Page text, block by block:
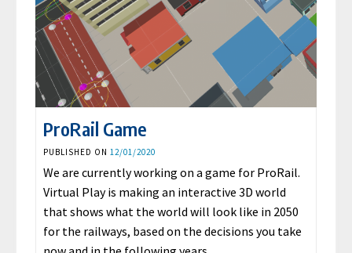
ProRail Game
PUBLISHED ON 12/01/2020
We are currently working on a game for ProRail.
Virtual Play is making an interactive 3D world
that shows what the world will look like in 2050
for the railways, based on the decisions you take